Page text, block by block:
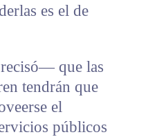
es el de
que las
tendrán que
el
públicos